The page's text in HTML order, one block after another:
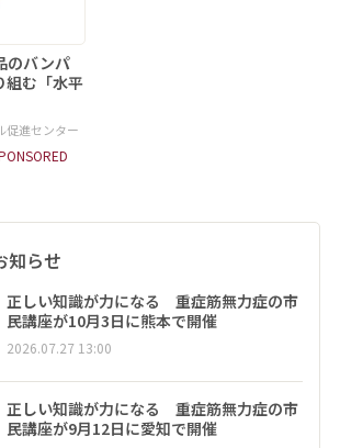
のバンパ
む「水平
促進センター
知らせ
正しい知識が力になる 重症筋無力症の市
民講座が10月3日に熊本で開催
2026.07.27 13:00
正しい知識が力になる 重症筋無力症の市
民講座が9月12日に愛知で開催